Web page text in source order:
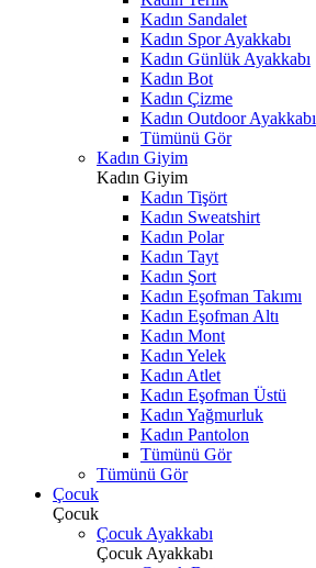
Kadın Sandalet
Kadın Spor Ayakkabı
Kadın Günlük Ayakkabı
Kadın Bot
Kadın Çizme
Kadın Outdoor Ayakkabı
Tümünü Gör
Kadın Giyim
Kadın Giyim
Kadın Tişört
Kadın Sweatshirt
Kadın Polar
Kadın Tayt
Kadın Şort
Kadın Eşofman Takımı
Kadın Eşofman Altı
Kadın Mont
Kadın Yelek
Kadın Atlet
Kadın Eşofman Üstü
Kadın Yağmurluk
Kadın Pantolon
Tümünü Gör
Tümünü Gör
Çocuk
Çocuk
Çocuk Ayakkabı
Çocuk Ayakkabı